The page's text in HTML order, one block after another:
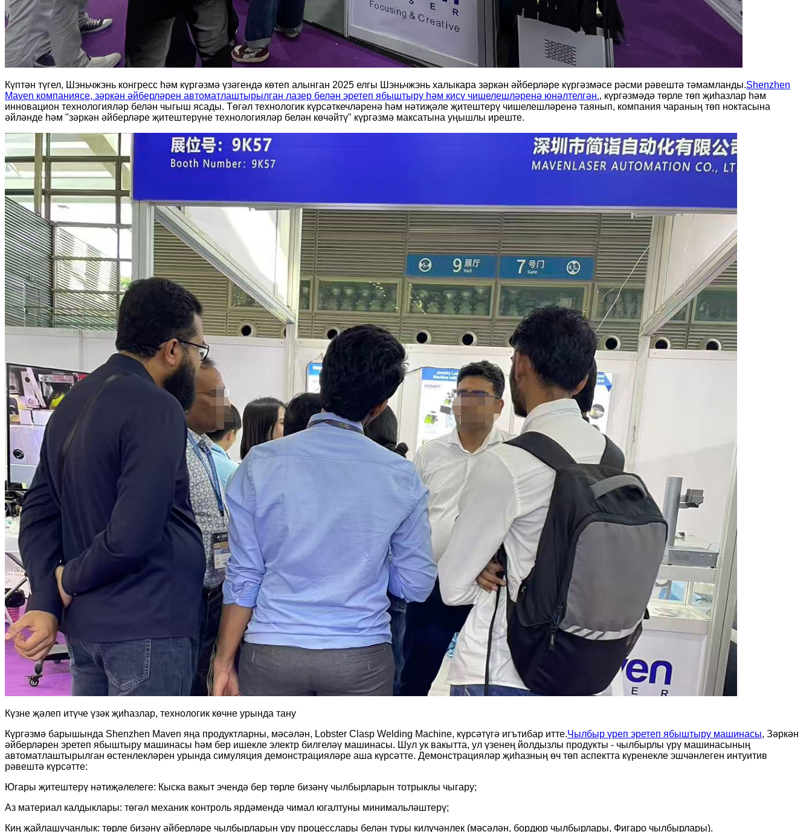
Күптән түгел, Шэньчжэнь конгресс һәм күргәзмә үзәгендә көтеп алынган 2025 елгы Шэньчжэнь халыкара зәркән әйберләре күргәзмәсе рәсми рәвештә тәмамланды.Shenzhen
Maven компаниясе, зәркән әйберләрен автоматлаштырылган лазер белән эретеп ябыштыру һәм кисү чишелешләренә юнәлтелгән., күргәзмәдә төрле төп җиһазлар һәм
инновацион технологияләр белән чыгыш ясады. Төгәл технологик күрсәткечләренә һәм нәтиҗәле җитештерү чишелешләренә таянып, компания чараның төп ноктасына
әйләнде һәм "зәркән әйберләре җитештерүне технологияләр белән көчәйтү" күргәзмә максатына уңышлы иреште.
Күзне җәлеп итүче үзәк җиһазлар, технологик көчне урында тану
Күргәзмә барышында Shenzhen Maven яңа продуктларны, мәсәлән, Lobster Clasp Welding Machine, күрсәтүгә игътибар итте.Чылбыр үреп эретеп ябыштыру машинасы, Зәркән
әйберләрен эретеп ябыштыру машинасы һәм бер ишекле электр билгеләү машинасы. Шул ук вакытта, ул үзенең йолдызлы продукты - чылбырлы үрү машинасының
автоматлаштырылган өстенлекләрен урында симуляция демонстрацияләре аша күрсәтте. Демонстрацияләр җиһазның өч төп аспектта күренекле эшчәнлеген интуитив
рәвештә күрсәтте:
Югары җитештерү нәтиҗәлелеге: Кыска вакыт эчендә бер төрле бизәнү чылбырларын тотрыклы чыгару;
Аз материал калдыклары: төгәл механик контроль ярдәмендә чимал югалтуны минимальләштерү;
Киң җайлашучанлык: төрле бизәнү әйберләре чылбырларын үрү процесслары белән туры килүчәнлек (мәсәлән, бордюр чылбырлары, Фигаро чылбырлары).